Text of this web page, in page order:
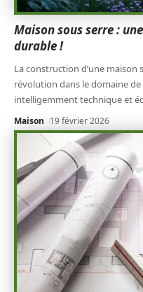
Maison sous serre :
durable !
La construction d’une
révolution dans le domaine de
intelligemment technique et
Maison 19 février 2026